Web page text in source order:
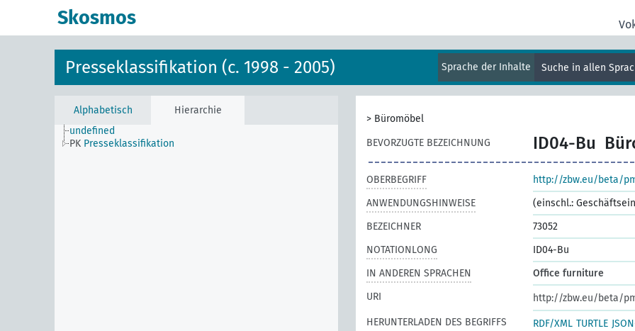
Skosmos
Presseklassifikation (c. 1998 - 2005) Sprache der Inhalte Suche in allen
Alphabetisch
Hierarchie
undefined
PK Presseklassifikation
> Büromöbel
BEVORZUGTE BEZEICHNUNG
ID04-Bu
OBERBEGRIFF
http://zbw.eu/beta/
ANWENDUNGSHINWEISE
(einschl.:
BEZEICHNER
73052
NOTATIONLONG
ID04-Bu
IN ANDEREN SPRACHEN
Office furniture
URI
http://zbw.eu/beta/
HERUNTERLADEN DES BEGRIFFS
RDF/XML TURTLE